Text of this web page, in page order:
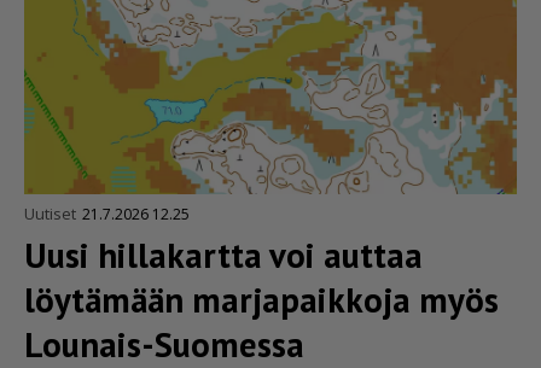
Uutiset 21.7.2026 12.25
Uusi hillakartta voi auttaa
löytämään marjapaikkoja myös
Lounais-Suomessa